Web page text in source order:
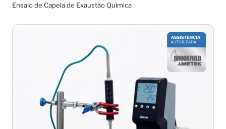
Ensaio de Capela de Exaustão Química